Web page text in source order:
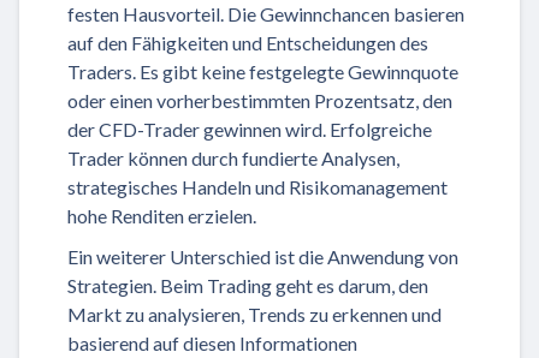
festen Hausvorteil. Die Gewinnchancen basieren
auf den Fähigkeiten und Entscheidungen des
Traders. Es gibt keine festgelegte Gewinnquote
oder einen vorherbestimmten Prozentsatz, den
der CFD-Trader gewinnen wird. Erfolgreiche
Trader können durch fundierte Analysen,
strategisches Handeln und Risikomanagement
hohe Renditen erzielen.
Ein weiterer Unterschied ist die Anwendung von
Strategien. Beim Trading geht es darum, den
Markt zu analysieren, Trends zu erkennen und
basierend auf diesen Informationen